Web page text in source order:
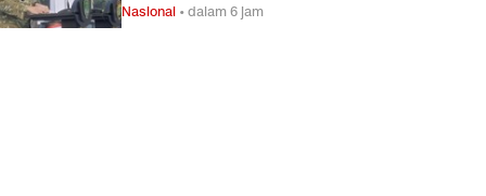
Nasional •dalam 6 jam